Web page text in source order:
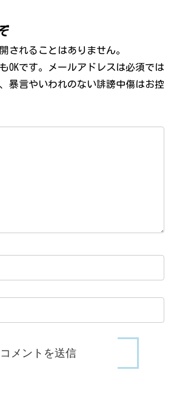
されることはありません。
OKです。メールアドレスは必須では
暴言やいわれのない誹謗中傷はお控